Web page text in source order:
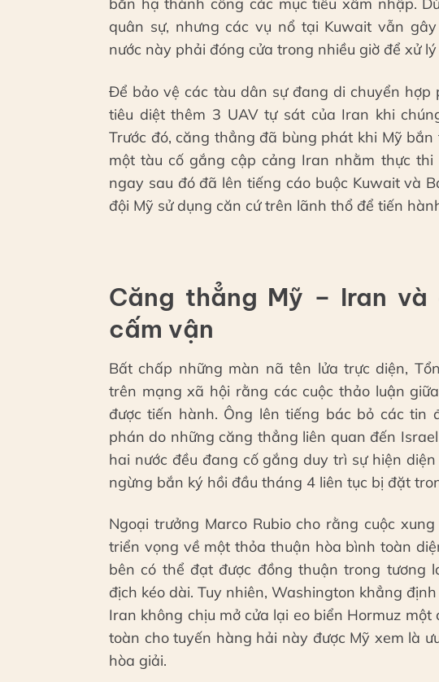
bắn hạ thành công các mục tiêu xâm nhập.
quân sự, nhưng các vụ nổ tại Kuwait vẫn
nước này phải đóng cửa trong nhiều giờ để xử lý
Để bảo vệ các tàu dân sự đang di chuyển hợp
tiêu diệt thêm 3 UAV tự sát của Iran khi
Trước đó, căng thẳng đã bùng phát khi Mỹ
một tàu cố gắng cập cảng Iran nhằm thực
ngay sau đó đã lên tiếng cáo buộc Kuwait và
đội Mỹ sử dụng căn cứ trên lãnh thổ để tiến
Căng thẳng Mỹ – Iran
cấm vận
Bất chấp những màn nã tên lửa trực diện,
trên mạng xã hội rằng các cuộc thảo luận
được tiến hành. Ông lên tiếng bác bỏ các
phán do những căng thẳng liên quan đến
hai nước đều đang cố gắng duy trì sự hiện
ngừng bắn ký hồi đầu tháng 4 liên tục bị đặt
Ngoại trưởng Marco Rubio cho rằng cuộc
triển vọng về một thỏa thuận hòa bình toàn
bên có thể đạt được đồng thuận trong tương
địch kéo dài. Tuy nhiên, Washington khẳng
Iran không chịu mở cửa lại eo biển Hormuz
toàn cho tuyến hàng hải này được Mỹ xem là
hòa giải.